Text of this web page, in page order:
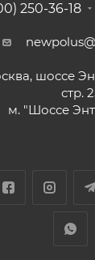
250-36-18
шоссе
стр.
м. "Шоссе